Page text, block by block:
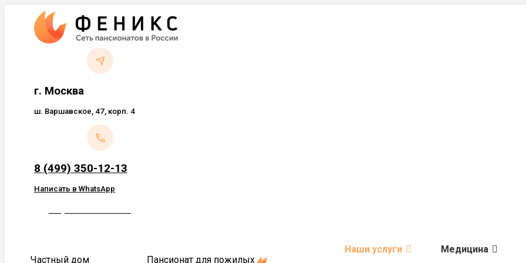
Перейти
содержанию
г. Москва
ш. Варшавское, 47, корп. 4
8 (499) 350-12-13
Написать в WhatsApp
Частный дом
Пансионат для пожилых
Наши услуги Медицина